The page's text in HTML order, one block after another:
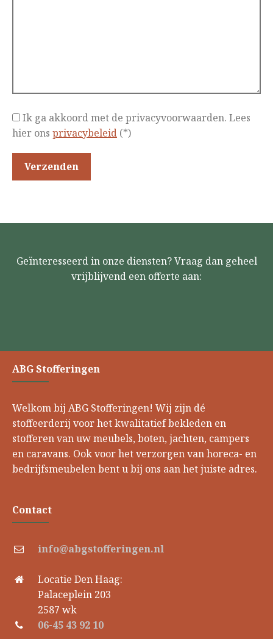
Ik ga akkoord met de privacyvoorwaarden. Lees
hier ons privacybeleid (*)
Geïnteresseerd in onze diensten? Vraag dan geheel
vrijblijvend een offerte aan:
ABG Stofferingen
Welkom bij ABG Stofferingen! Wij zijn dé
stoffeerderij voor het kwalitatief bekleden en
stofferen van uw meubels, boten, jachten, campers
en caravans. Ook voor het verzorgen van horeca- en
bedrijfsmeubelen bent u bij ons aan het juiste adres.
Contact
info@abgstofferingen.nl
Locatie Den Haag:
Palaceplein 203
2587 wk
06-45 43 92 10